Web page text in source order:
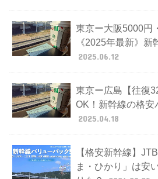
東京ー大阪5000円
《2025年最新》
2025.06.12
東京ー広島【往復
OK！新幹線の格安
2025.04.18
【格安新幹線】
ま・ひかり」は安